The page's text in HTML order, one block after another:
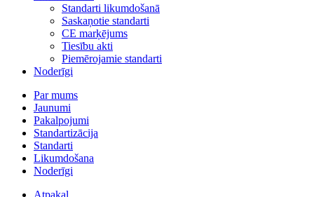
Standarti likumdošanā
Saskaņotie standarti
CE marķējums
Tiesību akti
Piemērojamie standarti
Noderīgi
Par mums
Jaunumi
Pakalpojumi
Standartizācija
Standarti
Likumdošana
Noderīgi
Atpakaļ